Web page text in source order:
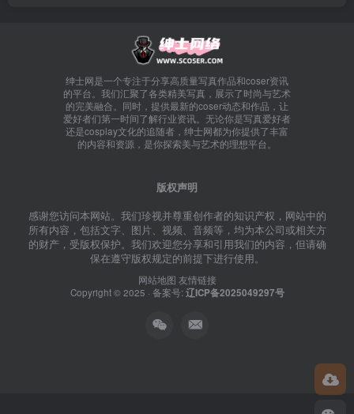
绅士网是一个专注于分享高质量写真作品和coser资讯
的平台。我们汇聚了各类精美写真，展示了时尚与艺术
的完美融合。同时，提供最新的coser动态和作品，让
爱好者们第一时间了解行业资讯。无论你是写真爱好者
还是cosplay文化的追随者，绅士网都为你提供了丰富
的内容和资源，是你探索美与艺术的理想平台。
版权声明
感谢您访问本网站。我们珍视并尊重创作者的知识产权，网站中的
所有内容，包括文字、图片、视频、音频等，均为本公司或相关方
的财产，受版权保护。我们欢迎您分享和引用我们的内容，但请确
保在遵守版权规定的前提下进行使用。
网站地图 友情链接
Copyright © 2025 · 备案号: 辽ICP备2025049297号